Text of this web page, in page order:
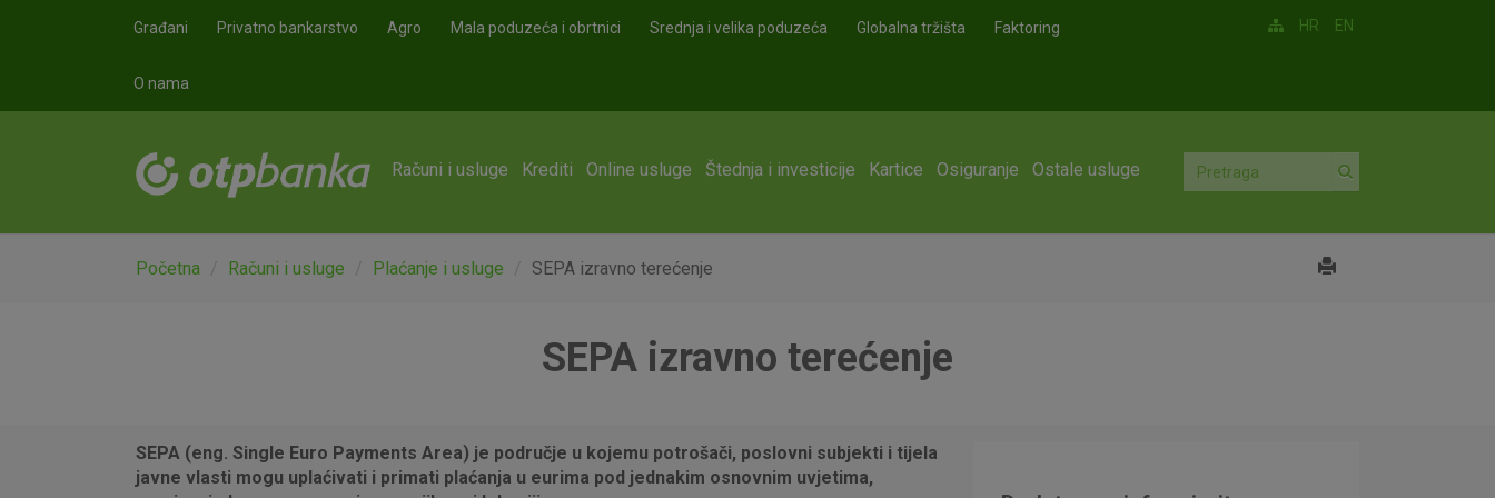
Građani Privatno bankarstvo Agro Mala poduzeća i obrtnici Srednja i velika poduzeća Globalna tržišta Faktoring
O nama
HR EN
Računi i usluge Krediti Online usluge Štednja i investicije Kartice Osiguranje Ostale usluge
Početna Računi i usluge Plaćanje i usluge SEPA izravno terećenje
SEPA izravno terećenje
SEPA (eng. Single Euro Payments Area) je područje u kojemu potrošači, poslovni subjekti i tijela
javne vlasti mogu uplaćivati i primati plaćanja u eurima pod jednakim osnovnim uvjetima,